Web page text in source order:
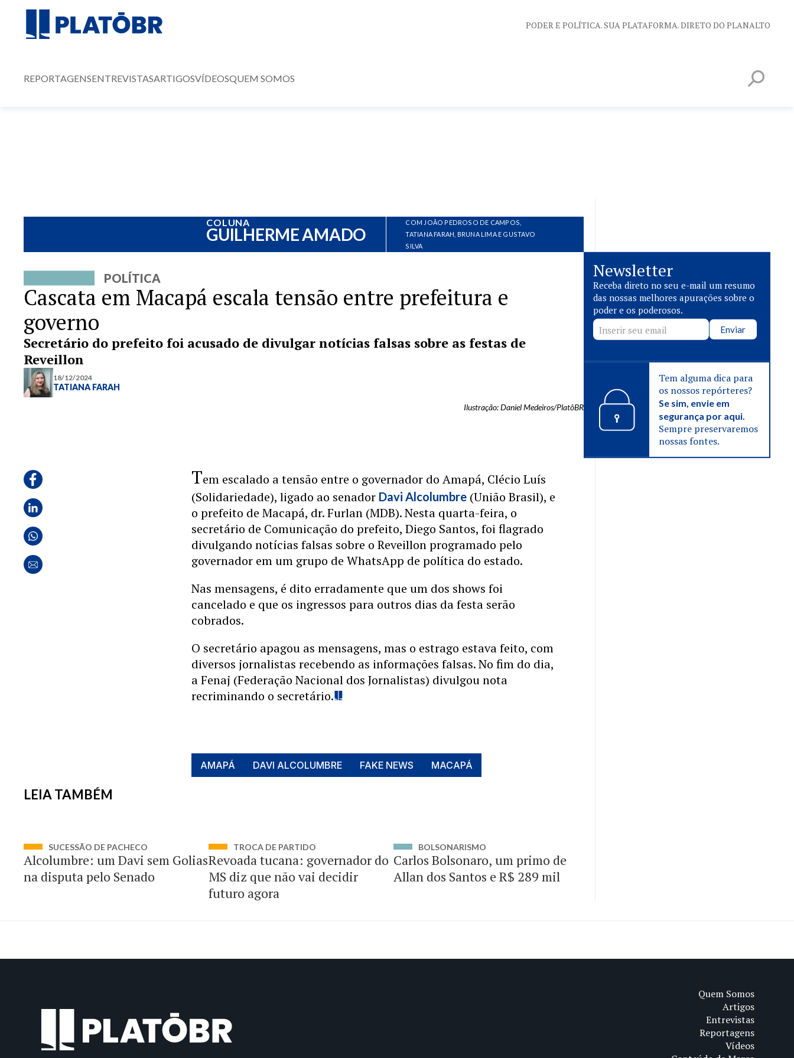
PODER E POLÍTICA. SUA PLATAFORMA. DIRETO DO PLANALTO
REPORTAGENSENTREVISTASARTIGOSVÍDEOSQUEM SOMOS
COLUNA
GUILHERME AMADO
COM JOÃO PEDROSO DE CAMPOS,
TATIANA FARAH, BRUNA LIMA E GUSTAVO
SILVA
POLÍTICA
Cascata em Macapá escala tensão entre prefeitura e
governo
Secretário do prefeito foi acusado de divulgar notícias falsas sobre as festas de
Reveillon
18/12/2024
TATIANA FARAH
Ilustração: Daniel Medeiros/PlatôBR
Tem escalado a tensão entre o governador do Amapá, Clécio Luís
(Solidariedade), ligado ao senador Davi Alcolumbre (União Brasil), e
o prefeito de Macapá, dr. Furlan (MDB). Nesta quarta-feira, o
secretário de Comunicação do prefeito, Diego Santos, foi flagrado
divulgando notícias falsas sobre o Reveillon programado pelo
governador em um grupo de WhatsApp de política do estado.
Nas mensagens, é dito erradamente que um dos shows foi
cancelado e que os ingressos para outros dias da festa serão
cobrados.
O secretário apagou as mensagens, mas o estrago estava feito, com
diversos jornalistas recebendo as informações falsas. No fim do dia,
a Fenaj (Federação Nacional dos Jornalistas) divulgou nota
recriminando o secretário.
AMAPÁ DAVI ALCOLUMBRE FAKE NEWS MACAPÁ
LEIA TAMBÉM
SUCESSÃO DE PACHECO
Alcolumbre: um Davi sem Golias
na disputa pelo Senado
TROCA DE PARTIDO
Revoada tucana: governador do
MS diz que não vai decidir
futuro agora
BOLSONARISMO
Carlos Bolsonaro, um primo de
Allan dos Santos e R$ 289 mil
Newsletter
Receba direto no seu e-mail um resumo
das nossas melhores apurações sobre o
poder e os poderosos.
Enviar
Tem alguma dica para
os nossos repórteres?
Se sim, envie em
segurança por aqui.
Sempre preservaremos
nossas fontes.
Quem Somos
Artigos
Entrevistas
Reportagens
Vídeos